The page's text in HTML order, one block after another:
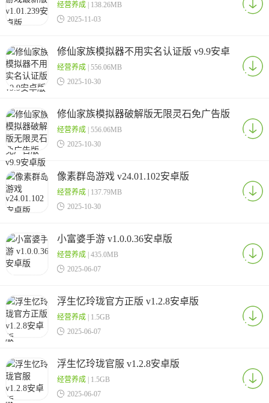
经营养成| 138.26MB
 2025-11-03
修仙家族模拟器不用实名认证版 v9.9安卓
版
经营养成| 556.06MB
 2025-10-30
修仙家族模拟器破解版无限灵石免广告版
v9.9安卓版
经营养成| 556.06MB
 2025-10-30
像素群岛游戏 v24.01.102安卓版
经营养成| 137.79MB
 2025-10-30
小富婆手游 v1.0.0.36安卓版
经营养成| 435.0MB
 2025-06-07
浮生忆玲珑官方正版 v1.2.8安卓版
经营养成| 1.5GB
 2025-06-07
浮生忆玲珑官服 v1.2.8安卓版
经营养成| 1.5GB
 2025-06-07